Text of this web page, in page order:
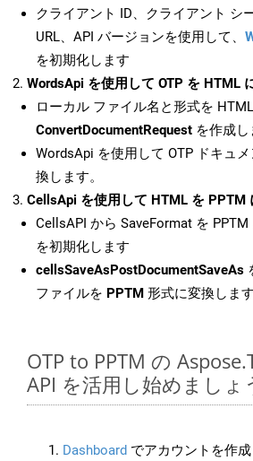
クライアント ID、クライアント シ
URL、API バージョンを使用して、
を初期化します
WordsApi を使用して OTP を HTML
ローカル ファイル名と形式を
ConvertDocumentRequest を作成し
WordsApi を使用して OTP ドキュ
換します。
CellsApi を使用して HTML を PPTM
CellsAPI から SaveFormat を PPTM
を初期化します
cellsSaveAsPostDocumentSaveAs
ファイルを PPTM 形式に変換します
OTP to PPTM の
API を活用し始めましょ
Dashboard でアカウントを作